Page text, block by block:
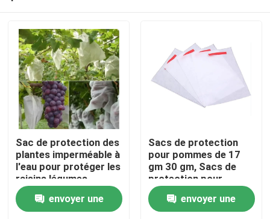
À la maison
Produits
À propos de nous
Sac de protection des
plantes imperméable à
l'eau pour protéger les
raisins légumes
pratiques
envoyer une
Sacs de protection
pour pommes de 17
gm 30 gm, Sacs de
protection pour
arbres fruitiers
résistants aux
intempéries
envoyer une